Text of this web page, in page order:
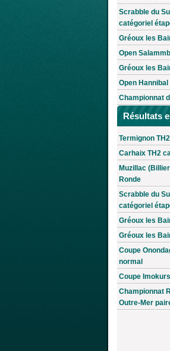
Scrabble du
catégoriel
Gréoux les
Open
Gréoux les
Open
Championnat
Résultats
Termignon
Carhaix TH2
Muzillac
Ronde
Scrabble du
catégoriel
Gréoux les
Gréoux les
Coupe
normal
Coupe
Championnat
Outre-Mer